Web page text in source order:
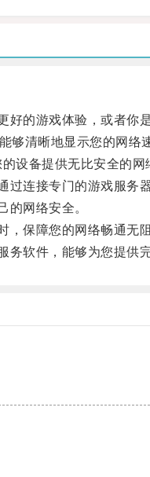
游戏体验，或者你
清晰地显示您的网络
备提供无比安全的网
连接专门的游戏服务
网络安全。
保障您的网络畅通无阻
件，能够为您提供